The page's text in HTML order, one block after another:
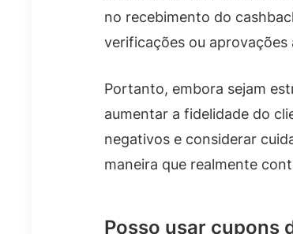
no recebimento do
verificações ou aprovações
Portanto, embora sejam
aumentar a fidelidade do
negativos e considerar
maneira que realmente
Posso usar cupons